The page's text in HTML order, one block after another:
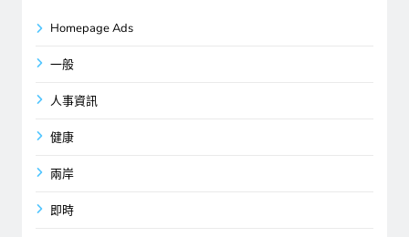
Homepage Ads
一般
人事資訊
健康
兩岸
即時